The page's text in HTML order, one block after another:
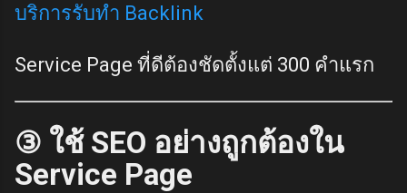
บริการรับทำ Backlink
Service Page ที่ดีต้องชัดตั้งแต่ 300 คำแรก
③ ใช้ SEO อย่างถูกต้องใน
Service Page